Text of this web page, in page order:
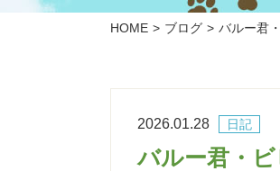
HOME ブログ バルー君
日記
2026.01.28
バルー君・